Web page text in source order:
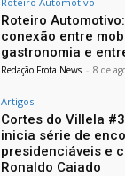
Roteiro
conexão entre
gastronomia e
Redação Frota News - 8 de
Artigos
Cortes do Villela
inicia série de
presidenciáveis e
Ronaldo Caiado